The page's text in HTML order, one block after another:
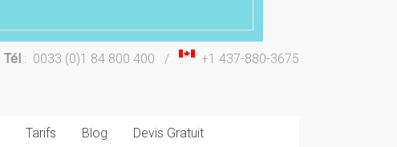
Tél : 0033 (0)1 84 800 400 / +1 437-880-3675
Tarifs Blog Devis Gratuit